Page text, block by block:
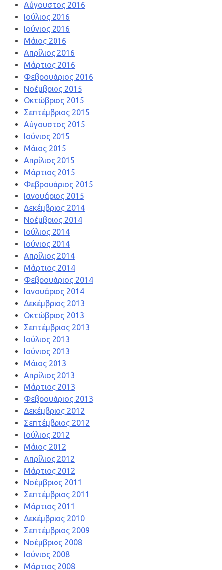
Αύγουστος 2016
Ιούλιος 2016
Ιούνιος 2016
Μάιος 2016
Απρίλιος 2016
Μάρτιος 2016
Φεβρουάριος 2016
Νοέμβριος 2015
Οκτώβριος 2015
Σεπτέμβριος 2015
Αύγουστος 2015
Ιούνιος 2015
Μάιος 2015
Απρίλιος 2015
Μάρτιος 2015
Φεβρουάριος 2015
Ιανουάριος 2015
Δεκέμβριος 2014
Νοέμβριος 2014
Ιούλιος 2014
Ιούνιος 2014
Απρίλιος 2014
Μάρτιος 2014
Φεβρουάριος 2014
Ιανουάριος 2014
Δεκέμβριος 2013
Οκτώβριος 2013
Σεπτέμβριος 2013
Ιούλιος 2013
Ιούνιος 2013
Μάιος 2013
Απρίλιος 2013
Μάρτιος 2013
Φεβρουάριος 2013
Δεκέμβριος 2012
Σεπτέμβριος 2012
Ιούλιος 2012
Μάιος 2012
Απρίλιος 2012
Μάρτιος 2012
Νοέμβριος 2011
Σεπτέμβριος 2011
Μάρτιος 2011
Δεκέμβριος 2010
Σεπτέμβριος 2009
Νοέμβριος 2008
Ιούνιος 2008
Μάρτιος 2008